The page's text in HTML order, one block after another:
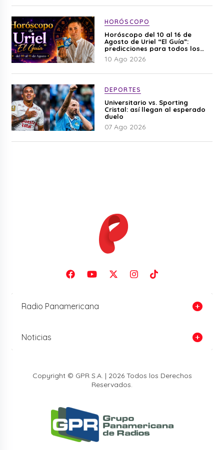
HORÓSCOPO
Horóscopo del 10 al 16 de
Agosto de Uriel “El Guía”:
predicciones para todos los
signos del zodiaco aquí
10 Ago 2026
DEPORTES
Universitario vs. Sporting
Cristal: así llegan al esperado
duelo
07 Ago 2026
Radio Panamericana
Noticias
Copyright © GPR S.A. | 2026 Todos los Derechos
Reservados.